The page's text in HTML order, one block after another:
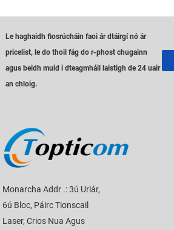
Le haghaidh fiosrúcháin faoi ár dtáirgí nó ár
pricelist, le do thoil fág do r-phost chugainn
agus beidh muid i dteagmháil laistigh de 24 uair
an chloig.
Monarcha Addr .: 3ú Urlár,
6ú Bloc, Páirc Tionscail
Laser, Crios Nua Agus